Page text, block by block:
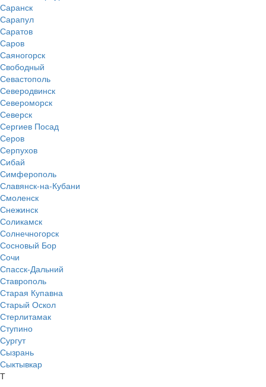
Саранск
Сарапул
Саратов
Саров
Саяногорск
Свободный
Севастополь
Северодвинск
Североморск
Северск
Сергиев Посад
Серов
Серпухов
Сибай
Симферополь
Славянск-на-Кубани
Смоленск
Снежинск
Соликамск
Солнечногорск
Сосновый Бор
Сочи
Спасск-Дальний
Ставрополь
Старая Купавна
Старый Оскол
Стерлитамак
Ступино
Сургут
Сызрань
Сыктывкар
Т